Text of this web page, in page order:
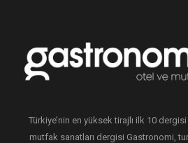
Türkiye’nin en yüksek tirajlı ilk 10
mutfak sanatları dergisi Gastronomi,